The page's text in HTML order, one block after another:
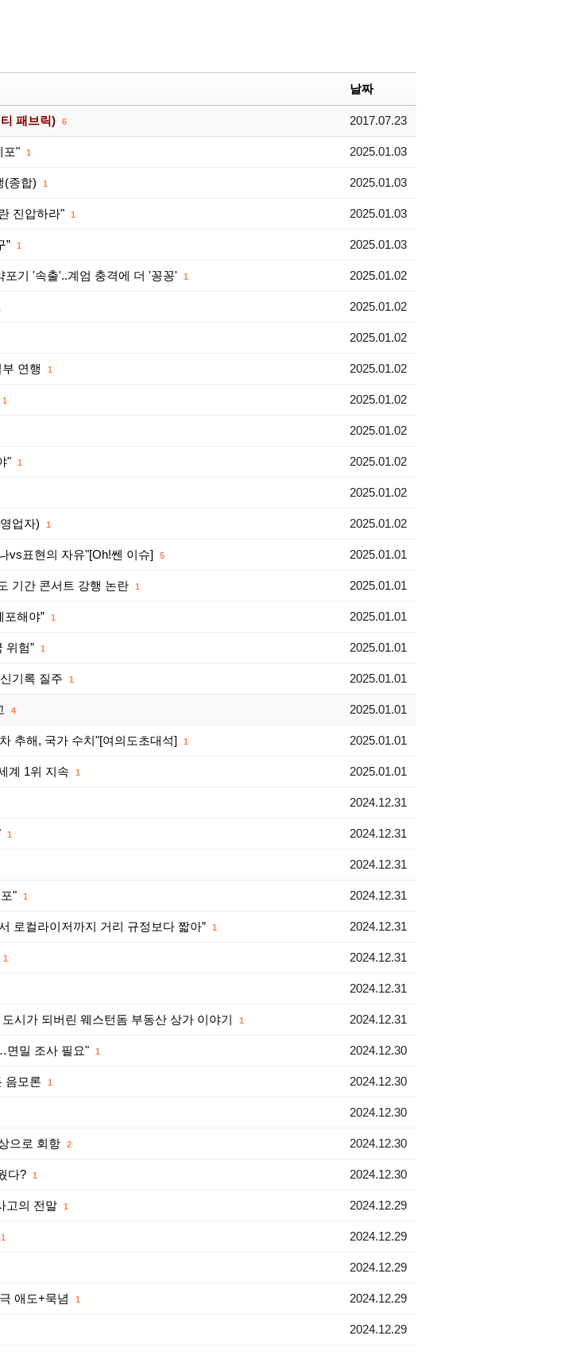
날짜
패브릭) 6 2017.07.23
포" 1 2025.01.03
(종합) 1 2025.01.03
진압하라" 1 2025.01.03
” 1 2025.01.03
기 '속출'..계엄 충격에 더 '꽁꽁' 1 2025.01.02
2025.01.02
2025.01.02
연행 1 2025.01.02
1 2025.01.02
2025.01.02
" 1 2025.01.02
2025.01.02
업자) 1 2025.01.02
vs표현의 자유"[Oh!쎈 이슈] 5 2025.01.01
기간 콘서트 강행 논란 1 2025.01.01
포해야” 1 2025.01.01
위험” 1 2025.01.01
기록 질주 1 2025.01.01
4 2025.01.01
추해, 국가 수치"[여의도초대석] 1 2025.01.01
계 1위 지속 1 2025.01.01
2024.12.31
1 2024.12.31
2024.12.31
" 1 2024.12.31
로컬라이저까지 거리 규정보다 짧아” 1 2024.12.31
1 2024.12.31
2024.12.31
시가 되버린 웨스턴돔 부동산 상가 이야기 1 2024.12.31
면밀 조사 필요" 1 2024.12.30
음모론 1 2024.12.30
2024.12.30
으로 회항 2 2024.12.30
다? 1 2024.12.30
고의 전말 1 2024.12.29
1 2024.12.29
2024.12.29
애도+묵념 1 2024.12.29
2024.12.29